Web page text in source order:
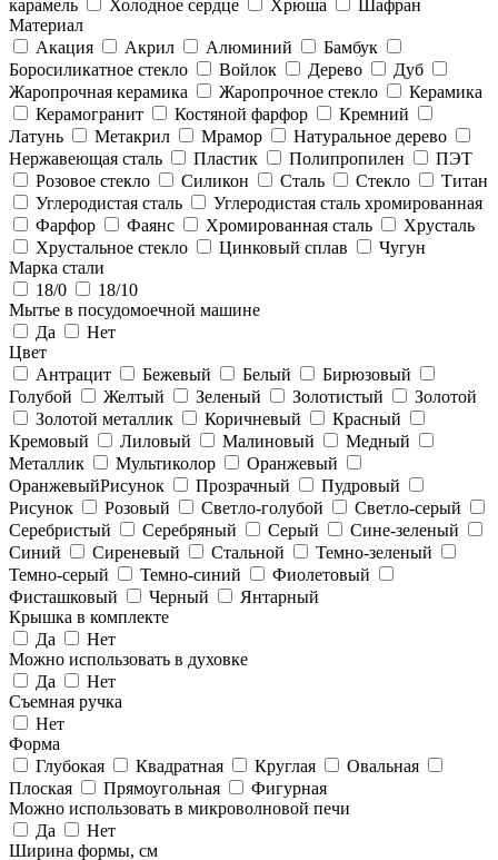
карамель Холодное сердце Хрюша
Шафран
Материал
Акация
Акрил Алюминий
Бамбук
Боросиликатное стекло
Войлок Дерево
Дуб
Жаропрочная керамика
Жаропрочное стекло
Керамика
Керамогранит
Костяной фарфор
Кремний
Латунь
Метакрил Мрамор
Натуральное дерево
Нержавеющая сталь
Пластик Полипропилен
ПЭТ
Розовое стекло
Силикон Сталь Стекло
Титан
Углеродистая сталь
Углеродистая сталь хромированная
Фарфор
Фаянс Хромированная сталь
Хрусталь
Хрустальное стекло
Цинковый сплав
Чугун
Марка стали
18/0
18/10
Мытье в посудомоечной машине
Да
Нет
Цвет
Антрацит
Бежевый Белый
Бирюзовый
Голубой
Желтый Зеленый Золотистый
Золотой
Золотой металлик
Коричневый
Красный
Кремовый
Лиловый Малиновый
Медный
Металлик
Мультиколор
Оранжевый
ОранжевыйРисунок
Прозрачный
Пудровый
Рисунок
Розовый Светло-голубой
Светло-серый
Серебристый
Серебряный Серый
Сине-зеленый
Синий
Сиреневый Стальной
Темно-зеленый
Темно-серый
Темно-синий
Фиолетовый
Фисташковый
Черный
Янтарный
Крышка в комплекте
Да
Нет
Можно использовать в духовке
Да
Нет
Съемная ручка
Нет
Форма
Глубокая
Квадратная Круглая
Овальная
Плоская
Прямоугольная
Фигурная
Можно использовать в микроволновой печи
Да
Нет
Ширина формы, см